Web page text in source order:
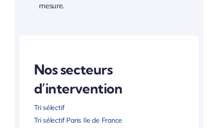
mesure.
Nos secteurs
d’intervention
Tri sélectif
Tri sélectif Paris Ile de France